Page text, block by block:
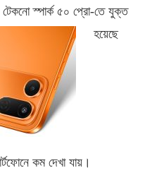
টেকনোস্পার্ক ৫০ প্রো-তে যুক্ত
হয়েছে
কম দেখা যায়।